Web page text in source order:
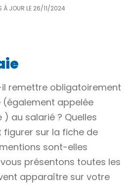
À JOUR LE 26/11/2024
il remettre obligatoirement
(également appelée
) au salarié ? Quelles
sur la fiche de
sont-elles
présentons toutes les
apparaître sur votre